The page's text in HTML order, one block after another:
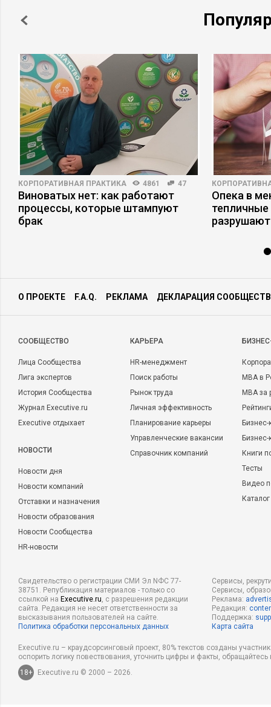
КОРПОРАТИВНАЯ ПРАКТИКА 4861 47
Виноватых нет: как работают
процессы, которые штампуют
брак
Опека в
О ПРОЕКТЕ F.A.Q. РЕКЛАМА ДЕКЛАРАЦИЯ
CООБЩЕСТВО
Лица Сообщества
Лига экспертов
История Сообщества
Журнал Executive.ru
Executive отдыхает
НОВОСТИ
Новости дня
Новости компаний
Отставки и назначения
Новости образования
Новости Сообщества
HR-новости
КАРЬЕРА
HR-менеджмент
Поиск работы
Рынок труда
Личная эффективность
Планирование карьеры
Управленческие вакансии
Справочник компаний
MBA в
MBA
Бизнес-
Книги
Тесты
Видео
Свидетельство о регистрации СМИ Эл NФС 77-
38751. Републикация материалов - только со
ссылкой на Executive.ru, с разрешения редакции
сайта. Редакция не несет ответственности за
высказывания пользователей на сайте.
Политика обработки персональных данных
Сервисы,
Сервисы,
Реклама:
Редакция:
Поддержка:
Карта сайта
Executive.ru – краудсорсинговый проект, 80% текстов созданы
оспорить логику повествования, уточнить цифры и факты,
18+
Executive.ru © 2000 – 2026.